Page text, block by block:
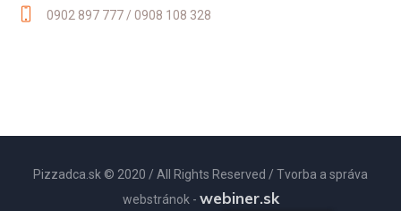
0902 897 777 / 0908 108 328
Pizzadca.sk © 2020 / All Rights Reserved / Tvorba a správa
webstránok - webiner.sk